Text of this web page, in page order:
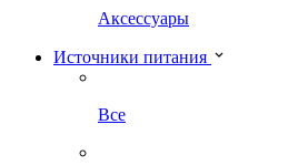
Аксессуары
Источники питания
Все